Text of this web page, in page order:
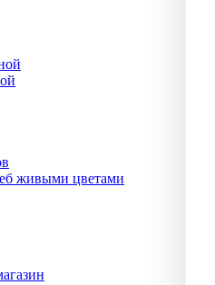
живыми цветами